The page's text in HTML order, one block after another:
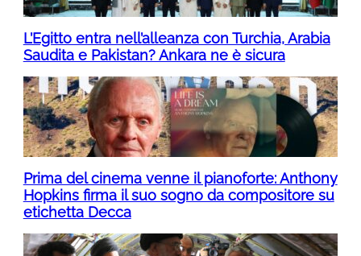
L’Egitto entra nell’alleanza con Turchia, Arabia
Saudita e Pakistan? Ankara ne è sicura
Prima del cinema venne il pianoforte: Anthony
Hopkins firma il suo sogno da compositore su
etichetta Decca